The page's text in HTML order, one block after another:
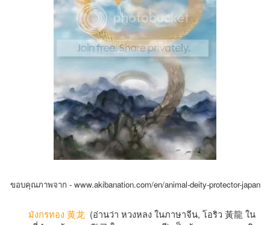
ขอบคุณภาพจาก - www.akibanation.com/en/animal-deity-protector-japan
มังกรทอง 黄龙 (อ่านว่า หวงหลง ในภาษาจีน, โอริว 黃龍ใน